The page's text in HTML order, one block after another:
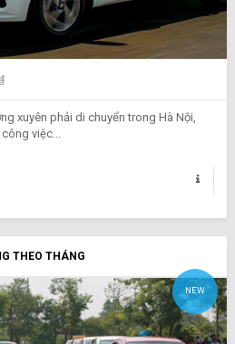
xuyên phải di chuyển trong Hà Nội,
việc...
THEO THÁNG
NEW